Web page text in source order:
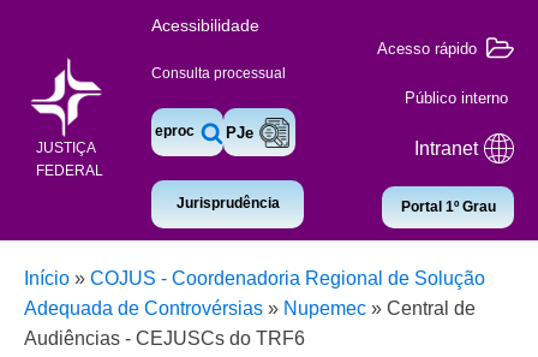
JUSTIÇA
FEDERAL
Acessibilidade
Consulta processual
eproc PJe
Jurisprudência
Acesso rápido
Público interno
Intranet
Portal 1º Grau
Início » COJUS - Coordenadoria Regional de Solução
Adequada de Controvérsias » Nupemec » Central de
Audiências - CEJUSCs do TRF6